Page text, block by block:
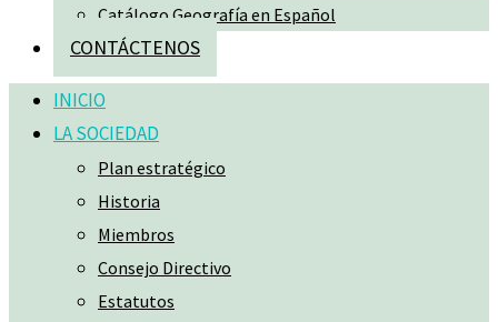
Catálogo Geografía en Español
CONTÁCTENOS
INICIO
LA SOCIEDAD
Plan estratégico
Historia
Miembros
Consejo Directivo
Estatutos